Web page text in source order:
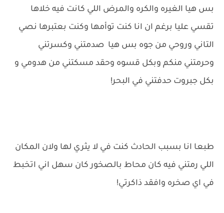
بس هيا الغيره والكره والمرض اللي كانت فيه خلاها
تقسي عليا برغم ان انا كنت توأمها وكنت بعتبرها نصي
التاني وروحي من جوه بس هيا صدمتني وكسرتني
وحرمتني منكم وبكل قسوه وحقد مسكتني من هدومي و
بكل جبروت حدفتني في البحر!
طبعا انا بسبب الحادث كنت في لا يثري لها ولان المكان
اللي رمتني فيه كان محاط بالصخور كان سهل اني اتخبط
في اي صخره وافقد ذاكرتي!